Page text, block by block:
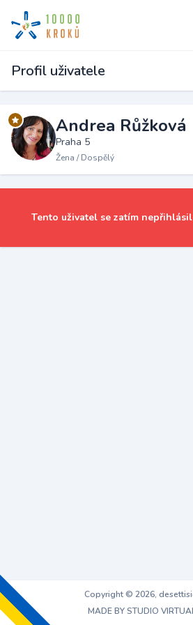
Profil uživatele
Andrea Růžková
Praha 5
Žena / Dospělý
Tento uživatel se zatím
Copyright © 2026,
MADE BY STUDIO